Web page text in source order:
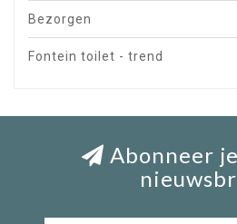
Bezorgen
Fontein toilet - trend
Abonneer